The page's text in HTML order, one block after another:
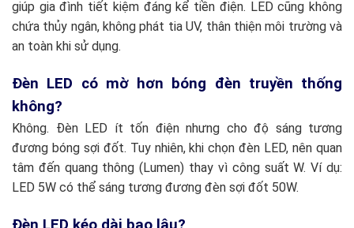
giúp gia đình tiết kiệm đáng kể tiền điện. LED cũng không
chứa thủy ngân, không phát tia UV, thân thiện môi trường và
an toàn khi sử dụng.
Đèn LED có mờ hơn bóng đèn truyền thống
không?
Không. Đèn LED ít tốn điện nhưng cho độ sáng tương
đương bóng sợi đốt. Tuy nhiên, khi chọn đèn LED, nên quan
tâm đến quang thông (Lumen) thay vì công suất W. Ví dụ:
LED 5W có thể sáng tương đương đèn sợi đốt 50W.